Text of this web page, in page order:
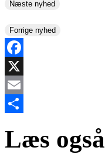
Næste nyhed
Forrige nyhed
Facebook
X
Email
Læs også